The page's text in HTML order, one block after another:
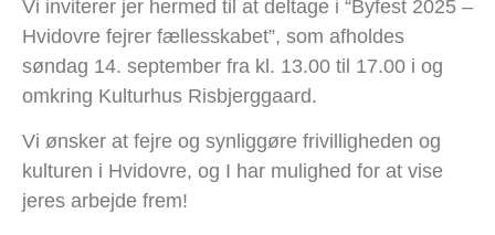
Vi inviterer jer hermed til at deltage i “Byfest 2025 –
Hvidovre fejrer fællesskabet”, som afholdes
søndag 14. september fra kl. 13.00 til 17.00 i og
omkring Kulturhus Risbjerggaard.
Vi ønsker at fejre og synliggøre frivilligheden og
kulturen i Hvidovre, og I har mulighed for at vise
jeres arbejde frem!